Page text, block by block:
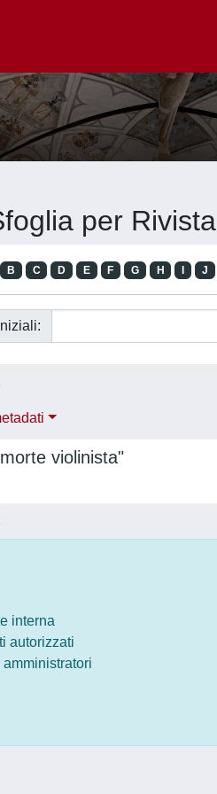
per Rivista
B C D E F G H J
violinista"
interna
autorizzati